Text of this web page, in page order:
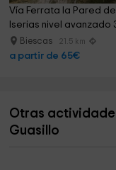
Vía Ferrata la Pared de
Iserias nivel avanzado
Biescas 21.5 km
a partir de 65€
Otras
Guasillo